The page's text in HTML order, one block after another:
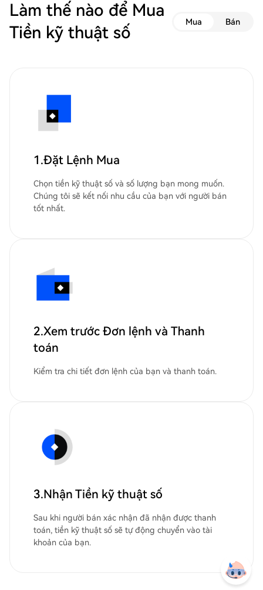
Làm thế nào để Mua
Tiền kỹ thuật số
Mua Bán
1.Đặt Lệnh Mua
Chọn tiền kỹ thuật số và số lượng bạn mong muốn.
Chúng tôi sẽ kết nối nhu cầu của bạn với người bán
tốt nhất.
2.Xem trước Đơn lệnh và Thanh
toán
Kiểm tra chi tiết đơn lệnh của bạn và thanh toán.
3.Nhận Tiền kỹ thuật số
Sau khi người bán xác nhận đã nhận được thanh
toán, tiền kỹ thuật số sẽ tự động chuyển vào tài
khoản của bạn.